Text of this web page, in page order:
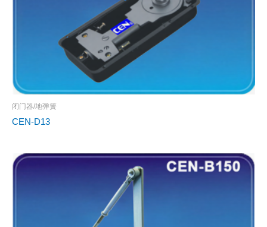
闭门器/地弹簧
CEN-D13